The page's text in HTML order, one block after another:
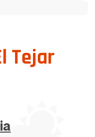
Tejar